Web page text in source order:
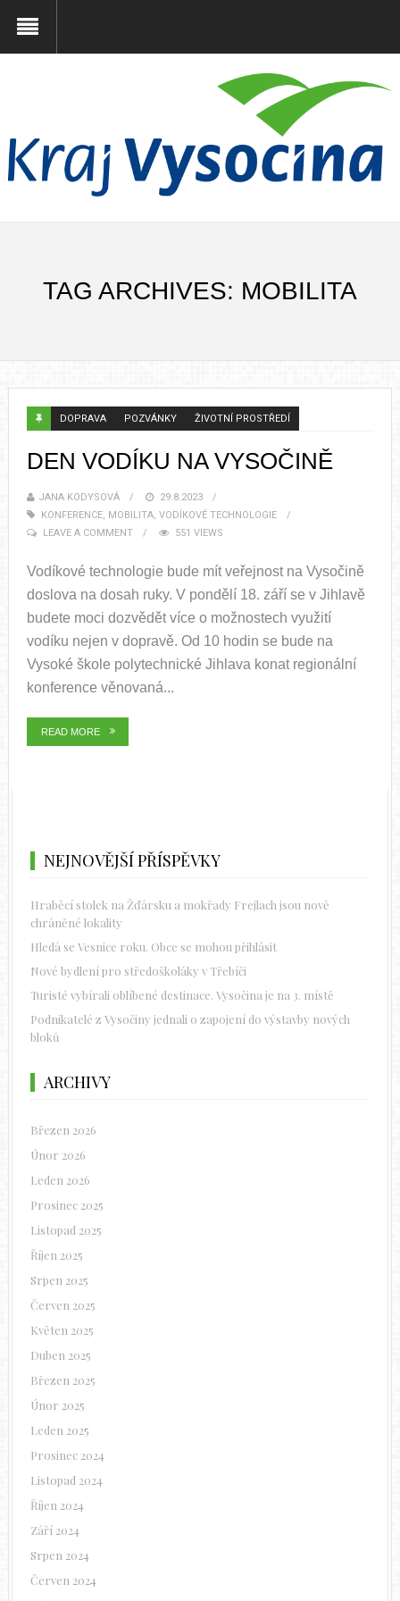
TAG ARCHIVES: MOBILITA
DOPRAVA POZVÁNKY ŽIVOTNÍ PROSTŘEDÍ
DEN VODÍKU NA VYSOČINĚ
JANA KODYSOVÁ
29.8.2023
KONFERENCE, MOBILITA, VODÍKOVÉ TECHNOLOGIE
LEAVE A COMMENT
551 VIEWS
Vodíkové technologie bude mít veřejnost na Vysočině
doslova na dosah ruky. V pondělí 18. září se v Jihlavě
budete moci dozvědět více o možnostech využití
vodíku nejen v dopravě. Od 10 hodin se bude na
Vysoké škole polytechnické Jihlava konat regionální
konference věnovaná...
READ MORE
NEJNOVĚJŠÍ PŘÍSPĚVKY
Hraběcí stolek na Žďársku a mokřady Frejlach jsou nově
chráněné lokality
Hledá se Vesnice roku. Obce se mohou přihlásit
Nové bydlení pro středoškoláky v Třebíči
Turisté vybírali oblíbené destinace. Vysočina je na 3. místě
Podnikatelé z Vysočiny jednali o zapojení do výstavby nových
bloků
ARCHIVY
Březen 2026
Únor 2026
Leden 2026
Prosinec 2025
Listopad 2025
Říjen 2025
Srpen 2025
Červen 2025
Květen 2025
Duben 2025
Březen 2025
Únor 2025
Leden 2025
Prosinec 2024
Listopad 2024
Říjen 2024
Září 2024
Srpen 2024
Červen 2024